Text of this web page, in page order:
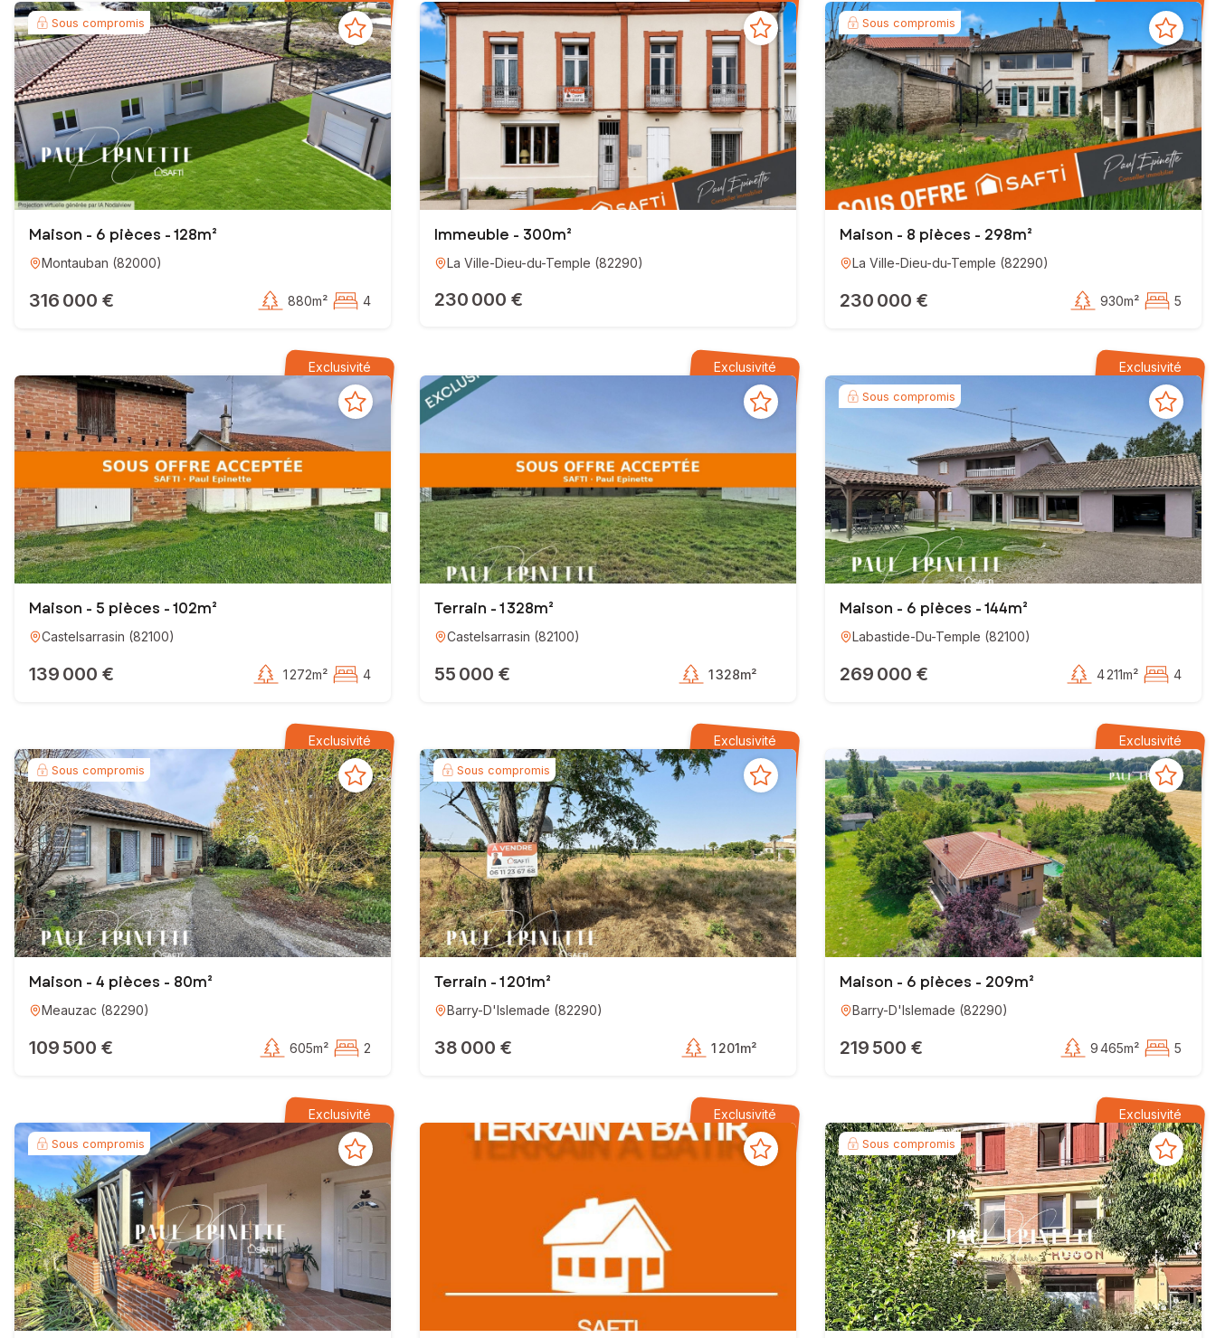
Sous compromis
Maison - 6 pièces - 128m²
Montauban (82000)
316 000 € 880m² 4
Immeuble - 300m²
La Ville-Dieu-du-Temple (82290)
230 000 €
Sous compromis
Maison - 8 pièces - 298m²
La Ville-Dieu-du-Temple (82290)
230 000 € 930m² 5
Exclusivité
Maison - 5 pièces - 102m²
Castelsarrasin (82100)
139 000 € 1 272m² 4
Exclusivité
Terrain - 1 328m²
Castelsarrasin (82100)
55 000 € 1 328m²
Exclusivité
Sous compromis
Maison - 6 pièces - 144m²
Labastide-Du-Temple (82100)
269 000 € 4 211m² 4
Exclusivité
Sous compromis
Maison - 4 pièces - 80m²
Meauzac (82290)
109 500 € 605m² 2
Exclusivité
Sous compromis
Terrain - 1 201m²
Barry-D'Islemade (82290)
38 000 € 1 201m²
Exclusivité
Maison - 6 pièces - 209m²
Barry-D'Islemade (82290)
219 500 € 9 465m² 5
Exclusivité
Sous compromis
Exclusivité Exclusivité
Sous compromis